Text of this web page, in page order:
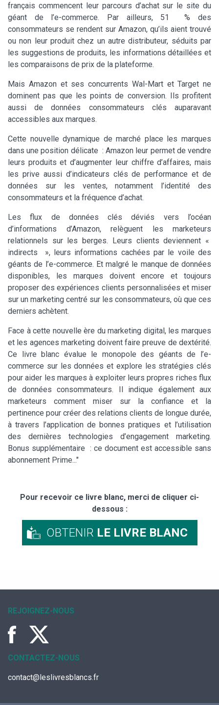
français commencent leur parcours d’achat sur le site du
géant de l’e-commerce. Par ailleurs, 51 % des
consommateurs se rendent sur Amazon, qu’ils aient trouvé
ou non leur produit chez un autre distributeur, séduits par
les suggestions de produits, les informations détaillées et
les comparaisons de prix de la plateforme.
Mais Amazon et ses concurrents Wal-Mart et Target ne
dominent pas que les points de conversion. Ils profitent
aussi de données consommateurs clés auparavant
accessibles aux marques.
Cette nouvelle dynamique de marché place les marques
dans une position délicate : Amazon leur permet de vendre
leurs produits et d’augmenter leur chiffre d’affaires, mais
les prive aussi d’indicateurs clés de performance et de
données sur les ventes, notamment l’identité des
consommateurs et la fréquence d’achat.
Les flux de données clés déviés vers l’océan
d’informations d’Amazon, relèguent les marketeurs
relationnels sur les berges. Leurs clients deviennent «
indirects », leurs informations cachées par le voile des
géants de l’e-commerce. Et malgré le manque de données
disponibles, les marques doivent encore et toujours
proposer des expériences clients personnalisées et miser
sur un marketing centré sur les consommateurs, où que ces
derniers achètent.
Face à cette nouvelle ère du marketing digital, les marques
et les agences marketing doivent faire preuve de dextérité.
Ce livre blanc évalue le monopole des géants de l’e-
commerce sur les données et explore les stratégies clés
pour aider les marques à exploiter leurs propres riches flux
de données consommateurs. Il indique également aux
marketeurs comment miser sur la confiance et la
pertinence pour créer des relations clients de longue durée,
à travers l’application de bonnes pratiques et l’utilisation
des dernières technologies d’engagement marketing.
Bonus supplémentaire : ce document est accessible sans
abonnement Prime..."
Pour recevoir ce livre blanc, merci de cliquer ci-
dessous :
OBTENIR LE LIVRE BLANC
REJOIGNEZ-NOUS
CONTACTEZ-NOUS
contact@leslivresblancs.fr